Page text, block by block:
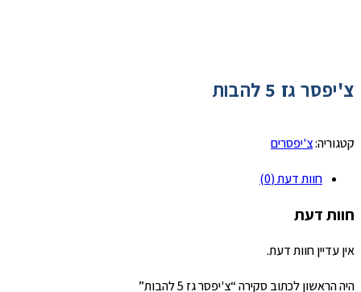
צ'יפסר גז 5 להבות
קטגוריה:צ'יפסרים
חוות דעת (0)
חוות דעת
אין עדיין חוות דעת.
היה הראשון לכתוב סקירה “צ'יפסר גז 5 להבות”